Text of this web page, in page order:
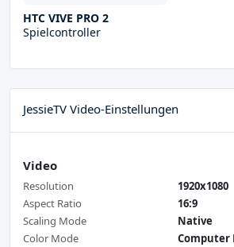
HTC VIVE PRO 2
Spielcontroller
JessieTV Video-Einstellungen
Video
Resolution
1920x1080
Aspect Ratio
16:9
Scaling Mode
Native
Color Mode
Computer